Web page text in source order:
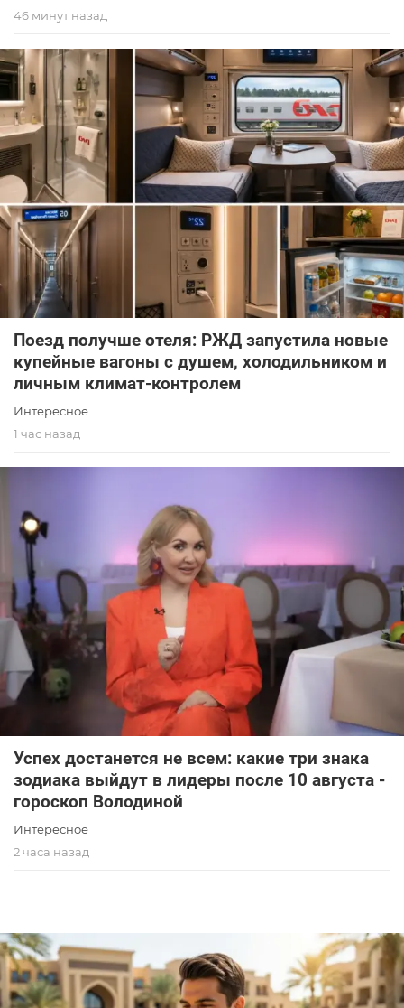
46 минут назад
Поезд получше отеля: РЖД запустила новые
купейные вагоны с душем, холодильником и
личным климат-контролем
Интересное
1 час назад
Успех достанется не всем: какие три знака
зодиака выйдут в лидеры после 10 августа -
гороскоп Володиной
Интересное
2 часа назад